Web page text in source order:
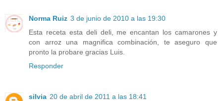
Norma Ruiz 3 de junio de 2010 a las 19:30
Esta receta esta deli deli, me encantan los camarones y
con arroz una magnifica combinación, te aseguro que
pronto la probare gracias Luis.
Responder
silvia 20 de abril de 2011 a las 18:41